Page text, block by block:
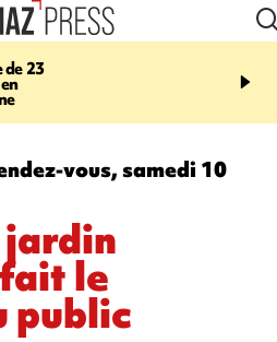
23
21:08
et Turquie scellent un
vous, samedi 10
jardin
le
public